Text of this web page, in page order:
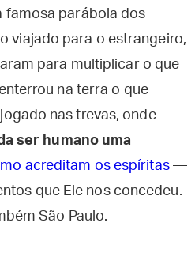
famosa parábola dos
viajado para o estrangeiro,
para multiplicar o que
na terra o que
nas trevas, onde
ser humano uma
acreditam os espíritas—
que Ele nos concedeu.
São Paulo.